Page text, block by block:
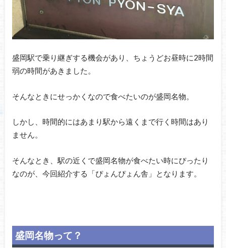
盛岡駅で乗り継ぎする機会があり、ちょうどお昼時に2時間
弱の時間があきました。
そんなときにせっかくなので食べたいのが盛岡名物。
しかし、時間的にはあまり駅から遠くまで行く時間はあり
ません。
そんなとき、駅の近くで盛岡名物が食べたい時にぴったり
なのが、今回紹介する「ぴょんぴょん舎」となります。
盛岡名物って？